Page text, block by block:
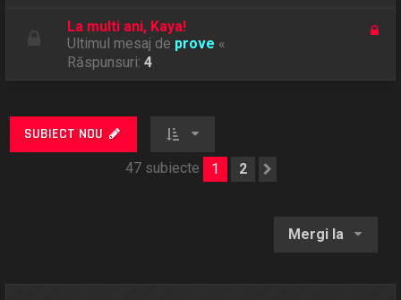
La multi ani, Kaya!
Ultimul mesaj de prove «
Răspunsuri:4
SUBIECT NOU
47 subiecte 1 2
Mergi la